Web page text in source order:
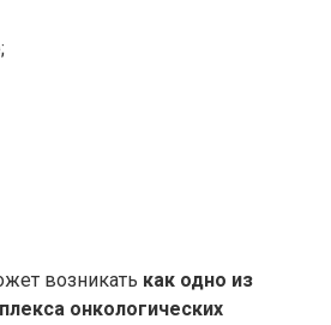
возникать как одно из
онкологических